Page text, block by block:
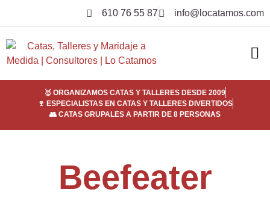
610 76 55 87 info@locatamos.com
🥇 ORGANIZAMOS CATAS Y TALLERES DESDE 2009
🍷 ESPECIALISTAS EN CATAS Y TALLERES DIVERTIDOS
👥 CATAS GRUPALES A PARTIR DE 8 PERSONAS
Beefeater